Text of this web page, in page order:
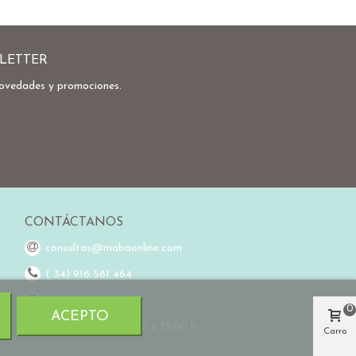
y promociones.
ACEPTO
CONTÁCTANOS
consultas@mabaonline.com
( 34) 916 581 464
Carro
0